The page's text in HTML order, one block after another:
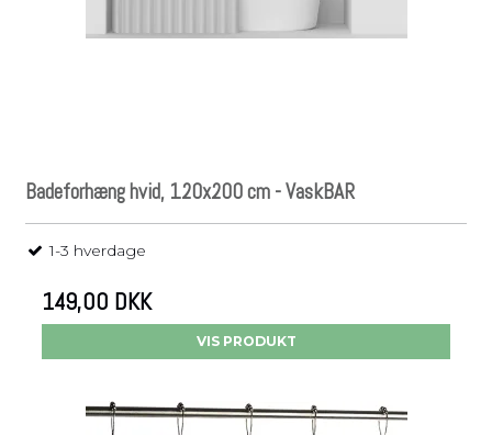
Badeforhæng hvid, 120x200 cm - VaskBAR
1-3 hverdage
149,00 DKK
VIS PRODUKT